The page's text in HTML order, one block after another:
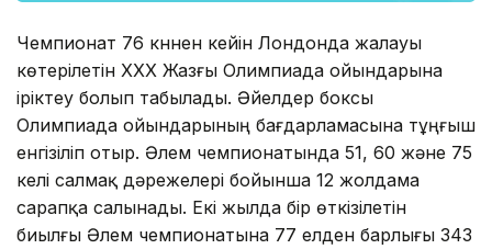
Чемпионат 76 күннен кейін Лондонда жалауы
көтерілетін ХХХ Жазғы Олимпиада ойындарына
іріктеу болып табылады. Әйелдер боксы
Олимпиада ойындарының бағдарламасына тұңғыш
енгізіліп отыр. Әлем чемпионатында 51, 60 және 75
келі салмақ дәрежелері бойынша 12 жолдама
сарапқа салынады. Екі жылда бір өткізілетін
биылғы Әлем чемпионатына 77 елден барлығы 343